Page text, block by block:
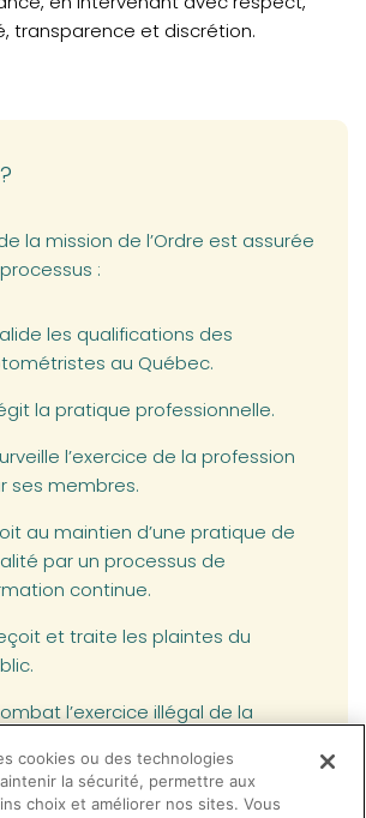
transparence et discrétion.
la mission de l’Ordre est assurée
:
les qualifications des
au Québec.
la pratique professionnelle.
l’exercice de la profession
ses membres.
au maintien d’une pratique de
par un processus de
continue.
et traite les plaintes du
l’exercice illégal de la
sur la mission de l'Ordre, voir la
cookies ou des technologies
la sécurité, permettre aux
choix et améliorer nos sites. Vous